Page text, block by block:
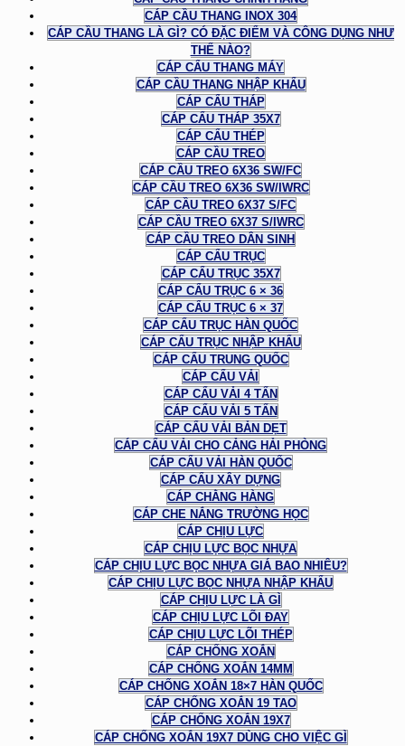
CÁP CẦU THANG INOX 304
CÁP CẦU THANG LÀ GÌ? CÓ ĐẶC ĐIỂM VÀ CÔNG DỤNG NHƯ
THẾ NÀO?
CÁP CẨU THANG MÁY
CÁP CẦU THANG NHẬP KHẨU
CÁP CẨU THÁP
CÁP CẨU THÁP 35X7
CÁP CẨU THÉP
CÁP CẦU TREO
CÁP CẦU TREO 6X36 SW/FC
CÁP CẦU TREO 6X36 SW/IWRC
CÁP CẦU TREO 6X37 S/FC
CÁP CẦU TREO 6X37 S/IWRC
CÁP CẦU TREO DÂN SINH
CÁP CẨU TRỤC
CÁP CẨU TRỤC 35X7
CÁP CẨU TRỤC 6 × 36
CÁP CẨU TRỤC 6 × 37
CÁP CẨU TRỤC HÀN QUỐC
CÁP CẨU TRỤC NHẬP KHẨU
CÁP CẨU TRUNG QUỐC
CÁP CẨU VẢI
CÁP CẨU VẢI 4 TẤN
CÁP CẨU VẢI 5 TẤN
CÁP CẨU VẢI BẢN DẸT
CÁP CẨU VẢI CHO CẢNG HẢI PHÒNG
CÁP CẨU VẢI HÀN QUỐC
CÁP CẨU XÂY DỰNG
CÁP CHẰNG HÀNG
CÁP CHE NẮNG TRƯỜNG HỌC
CÁP CHỊU LỰC
CÁP CHỊU LỰC BỌC NHỰA
CÁP CHỊU LỰC BỌC NHỰA GIÁ BAO NHIÊU?
CÁP CHỊU LỰC BỌC NHỰA NHẬP KHẨU
CÁP CHỊU LỰC LÀ GÌ
CÁP CHỊU LỰC LÕI ĐAY
CÁP CHỊU LỰC LÕI THÉP
CÁP CHỐNG XOẮN
CÁP CHỐNG XOẮN 14MM
CÁP CHỐNG XOẮN 18×7 HÀN QUỐC
CÁP CHỐNG XOẮN 19 TAO
CÁP CHỐNG XOẮN 19X7
CÁP CHỐNG XOẮN 19X7 DÙNG CHO VIỆC GÌ